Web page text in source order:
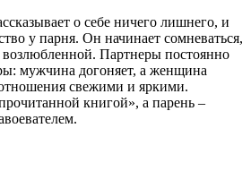
о себе ничего лишнего, и
у парня. Он начинает сомневаться,
возлюбленной. Партнеры постоянно
мужчина догоняет, а женщина
свежими и яркими.
книгой», а парень –